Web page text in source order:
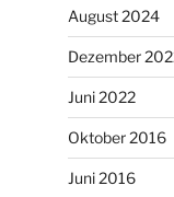
August 2024
Dezember
Juni 2022
Oktober 2016
Juni 2016